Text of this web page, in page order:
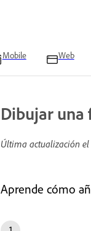
Mobile Web
Dibujar una
Última actualización el
Aprende cómo